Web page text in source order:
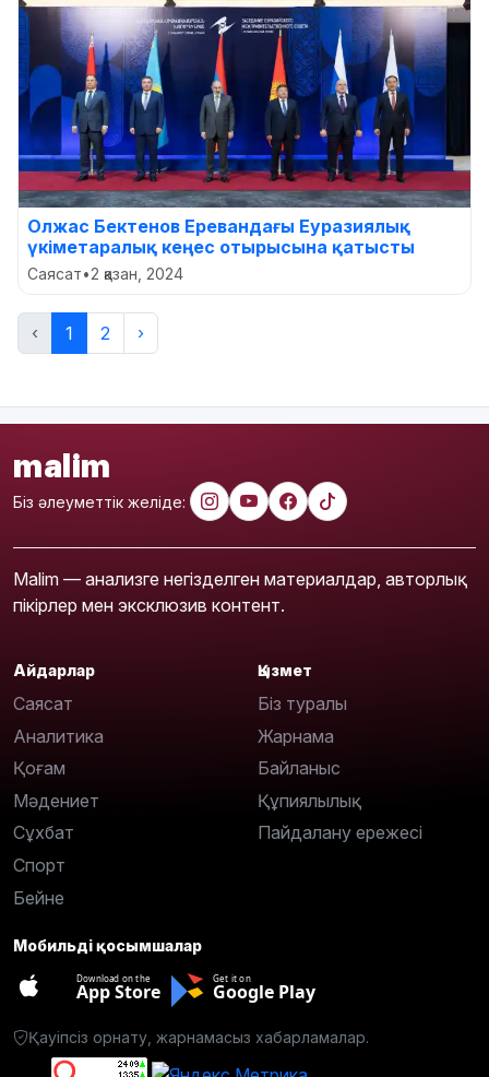
Олжас Бектенов Еревандағы Еуразиялық
үкіметаралық кеңес отырысына қатысты
Саясат•2 қазан, 2024
‹ 1 2 ›
malim
Біз әлеуметтік желіде:
Malim — анализге негізделген материалдар, авторлық
пікірлер мен эксклюзив контент.
Айдарлар
Саясат
Аналитика
Қоғам
Мәдениет
Сұхбат
Спорт
Бейне
Қызмет
Біз туралы
Жарнама
Байланыс
Құпиялылық
Пайдалану ережесі
Мобильді қосымшалар
Download on the
App Store
Get it on
Google Play
Қауіпсіз орнату, жарнамасыз хабарламалар.